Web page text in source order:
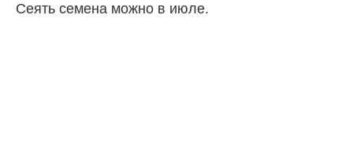
Сеять семена можно в июле.